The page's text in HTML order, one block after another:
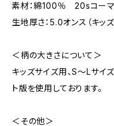
素材：綿100％ 20sコー
生地厚さ：5.0オンス（キッ
＜柄の大きさについて＞
キッズサイズ用、S～Lサイ
ト版を使用しております。
＜その他＞